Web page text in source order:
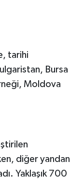
tarihi
Bursa
Moldova
diğer yandan
Yaklaşık 700